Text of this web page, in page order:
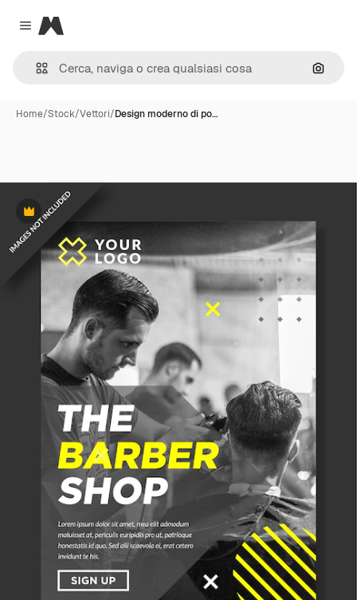
Close menu
Magnific
Cerca
Home/Stock/Vettori/Design moderno di po…
Premium